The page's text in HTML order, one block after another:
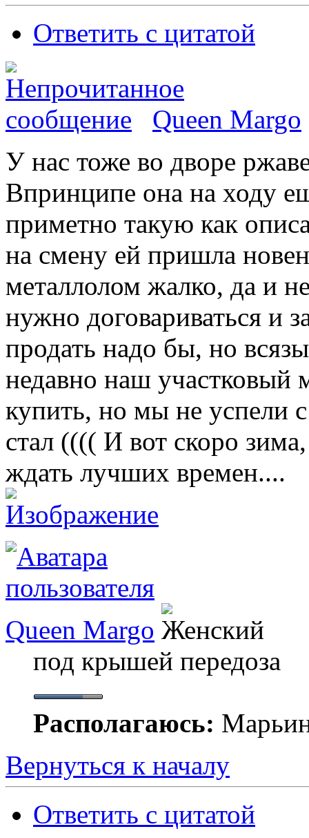
Ответить с цитатой
Queen Margo
У нас тоже во дворе
Впринципе она на ходу
приметно такую как
на смену ей пришла
металлолом жалко, да и
нужно договариваться и
продать надо бы, но
недавно наш участковый
купить, но мы не успели
стал (((( И вот скоро
ждать лучших времен....
Queen Margo
под крышей передоза
Располагаюсь:
Вернуться к началу
Ответить с цитатой